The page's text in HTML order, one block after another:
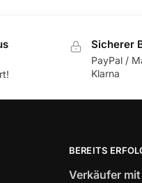
Sicherer
PayPal /
Klarna
BEREITS
Verkäufer